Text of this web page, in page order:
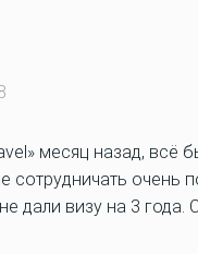
месяц назад, всё
очень
дали визу на 3 года.